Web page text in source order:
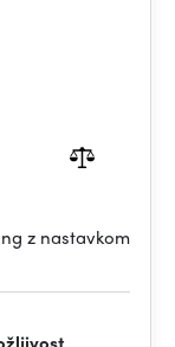
z nastavkom